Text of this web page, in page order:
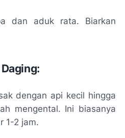
dan aduk rata. Biarkan
dengan api kecil hingga
mengental. Ini biasanya
1-2 jam.